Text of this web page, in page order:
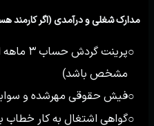
مدارک شغلی و درآمدی (اگر کارمند
○
پرینت
مشخص باشد)
○فیش حقوقی مهرشده و
○گواهی اشتغال به کار خطاب